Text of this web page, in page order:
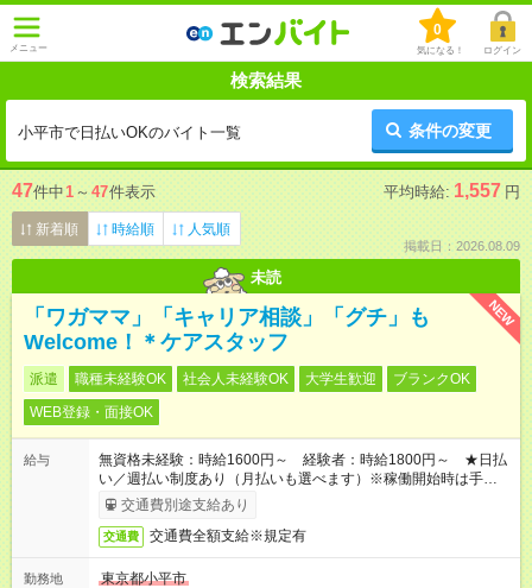
メニュー
0
気になる！ ログイン
検索結果
小平市で日払いOKのバイト一覧 条件の変更
47件中1 ～ 47件表示 平均時給: 1,557 円
新着順 時給順 人気順
掲載日：2026.08.09
未読
NEW
「ワガママ」「キャリア相談」「グチ」も
Welcome！＊ケアスタッフ
派遣 職種未経験OK 社会人未経験OK 大学生歓迎
ブランクOK
WEB登録・面接OK
給与
無資格未経験：時給1600円～ 経験者：時給1800円～ ★日払
い／週払い制度あり（月払いも選べます）※稼働開始時は手続き
完了次第のお支払いとなります。
交通費別途支給あり
交通費 交通費全額支給※規定有
勤務地
東京都小平市